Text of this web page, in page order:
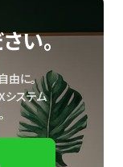
い。
由に。
システム